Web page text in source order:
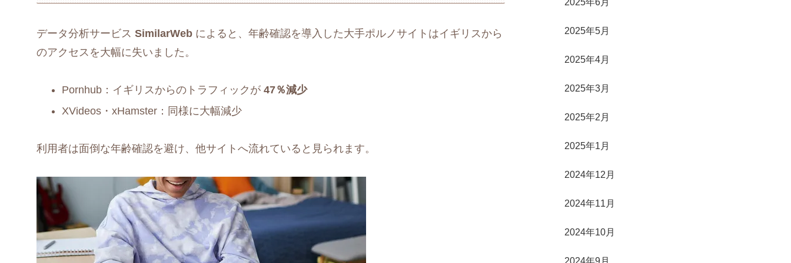
データ分析サービス SimilarWebによると、年齢確認を導入した大手ポルノサイトはイギリスから
のアクセスを大幅に失いました。
Pornhub：イギリスからのトラフィックが47％減少
XVideos・xHamster：同様に大幅減少
利用者は面倒な年齢確認を避け、他サイトへ流れていると見られます。
2025年5月
2025年4月
2025年3月
2025年2月
2025年1月
2024年12月
2024年11月
2024年10月
2024年9月